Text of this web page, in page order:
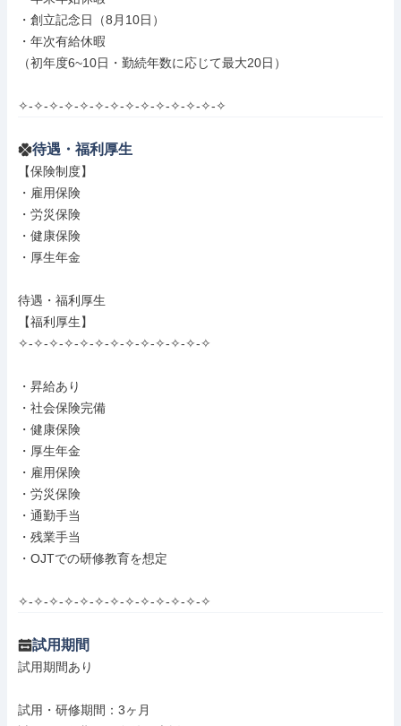
・創立記念日（8月10日）
・年次有給休暇
（初年度6~10日・勤続年数に応じて最大20日）
✧-✧-✧-✧-✧-✧-✧-✧-✧-✧-✧-✧-✧-✧
待遇・福利厚生
【保険制度】
・雇用保険
・労災保険
・健康保険
・厚生年金
待遇・福利厚生
【福利厚生】
✧-✧-✧-✧-✧-✧-✧-✧-✧-✧-✧-✧-✧
・昇給あり
・社会保険完備
・健康保険
・厚生年金
・雇用保険
・労災保険
・通勤手当
・残業手当
・OJTでの研修教育を想定
✧-✧-✧-✧-✧-✧-✧-✧-✧-✧-✧-✧-✧
試用期間
試用期間あり
試用・研修期間：3ヶ月